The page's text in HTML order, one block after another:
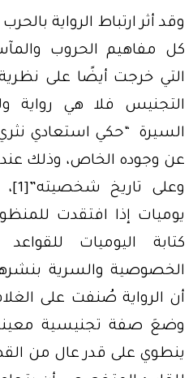
وقد أثر ارتباط الرواية
كل مفاهيم الحروب
التي خرجت أيضًا على
التجنيس فلا هي رواية
السيرة “حكي استعادي
عن وجوده الخاص، وذلك
وعلى تاريخ شخصيته”
،
يوميات إذا افتقدت
كتابة اليوميات
الخصوصية والسرية
أن الرواية صُنفت على
وضعَ صفة تجنيسية معينة
ينطوي على قدر عال من